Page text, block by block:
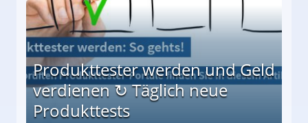
Produkttester werden und Geld
verdienen ↻ Täglich neue
Produkttests